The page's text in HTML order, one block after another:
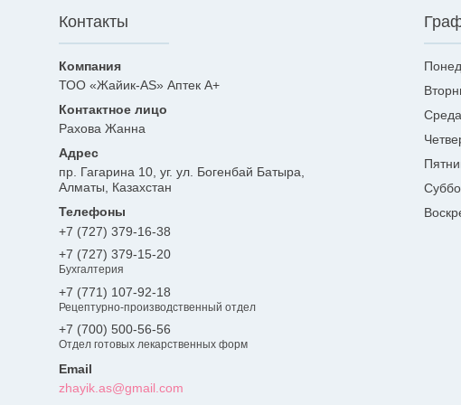
Контакты
ТОО «Жайик-AS» Аптек А+
Рахова Жанна
пр. Гагарина 10, уг. ул. Богенбай Батыра,
Алматы, Казахстан
+7 (727) 379-16-38
+7 (727) 379-15-20
Бухгалтерия
+7 (771) 107-92-18
Рецептурно-производственный отдел
+7 (700) 500-56-56
Отдел готовых лекарственных форм
zhayik.as@gmail.com
Среда